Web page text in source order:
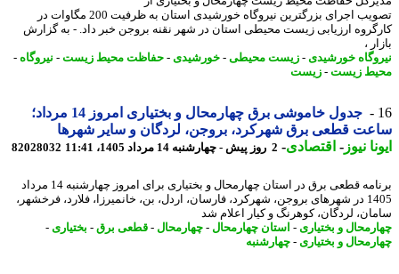
تصویب اجرای بزرگترین نیروگاه خورشیدی استان به ظرفیت 200 مگاوات در
ارزیابی زیست محیطی استان در شهر نقنه بروجن خبر داد. - به گزارش
،
خورشیدی-زیست محیطی-خورشیدی-حفاظت محیط زیست-نیروگاه -
زیست-زیست
جدول خاموشی برق چهارمحال و بختیاری امروز 14 مرداد؛
قطعی برق شهرکرد، بروجن، لردگان و سایر شهرها
نیوز-اقتصادی-2 روز پیش - چهارشنبه 14 مرداد 1405، 11:41 82028032
برنامه قطعی برق در استان چهارمحال و بختیاری برای امروز چهارشنبه 14 مرداد
1405 در شهرهای بروجن، شهرکرد، فارسان، اردل، بن، خانمیرزا، فلارد، فرخشهر،
لردگان، کوهرنگ و کیار اعلام شد
و بختیاری- استان چهارمحال-چهارمحال-قطعی برق - بختیاری-
و بختیاری- چهارشنبه